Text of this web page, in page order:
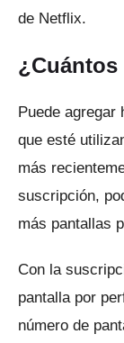
de Netflix.
Puede agregar
que esté
más
suscripción,
más pantallas
Con la
pantalla por
número de